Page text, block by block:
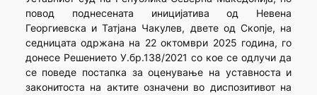
повод поднесената иницијатива од Невена
Георгиевска и Татјана Чакулев, двете од Скопје, на
седницата одржана на 22 октомври 2025 година, го
донесе Решението У.бр.138/2021 со кое се одлучи да
се поведе постапка за оценување на уставноста и
законитоста на актите означени во диспозитивот на